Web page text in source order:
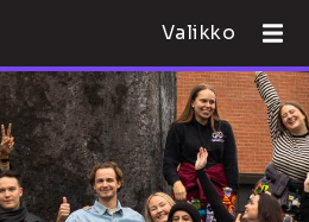
Valikko